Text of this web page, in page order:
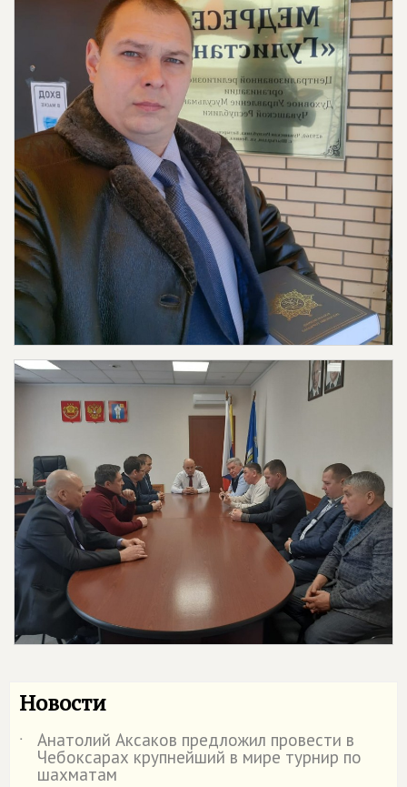
Новости
˙ Анатолий Аксаков предложил провести в
Чебоксарах крупнейший в мире турнир по
шахматам